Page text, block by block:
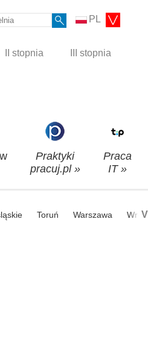
PL
II stopnia III stopnia
Praktyki
pracuj.pl »
Praca
IT »
Toruń Warszawa V